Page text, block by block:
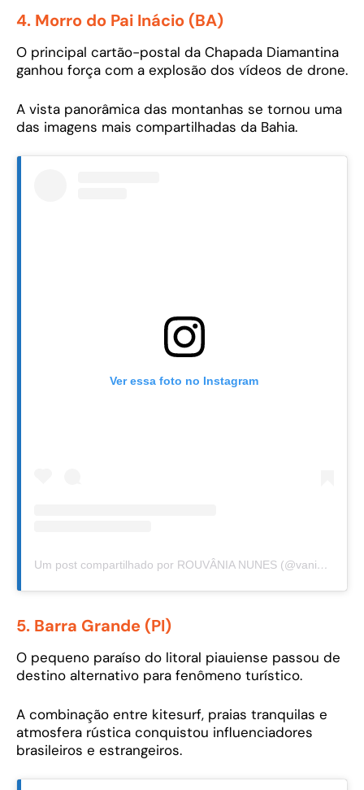
4. Morro do Pai Inácio (BA)
O principal cartão-postal da Chapada Diamantina
ganhou força com a explosão dos vídeos de drone.
A vista panorâmica das montanhas se tornou uma
das imagens mais compartilhadas da Bahia.
Ver essa foto no Instagram
Um post compartilhado por ROUVÂNIA NUNES (@vania_dsn)
5. Barra Grande (PI)
O pequeno paraíso do litoral piauiense passou de
destino alternativo para fenômeno turístico.
A combinação entre kitesurf, praias tranquilas e
atmosfera rústica conquistou influenciadores
brasileiros e estrangeiros.